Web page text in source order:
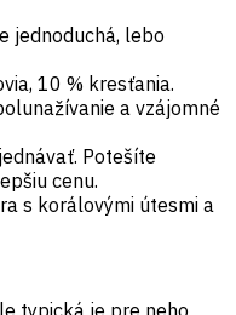
jednoduchá, lebo
10 % kresťania.
a vzájomné
Potešíte
cenu.
s korálovými útesmi a
typická je pre neho